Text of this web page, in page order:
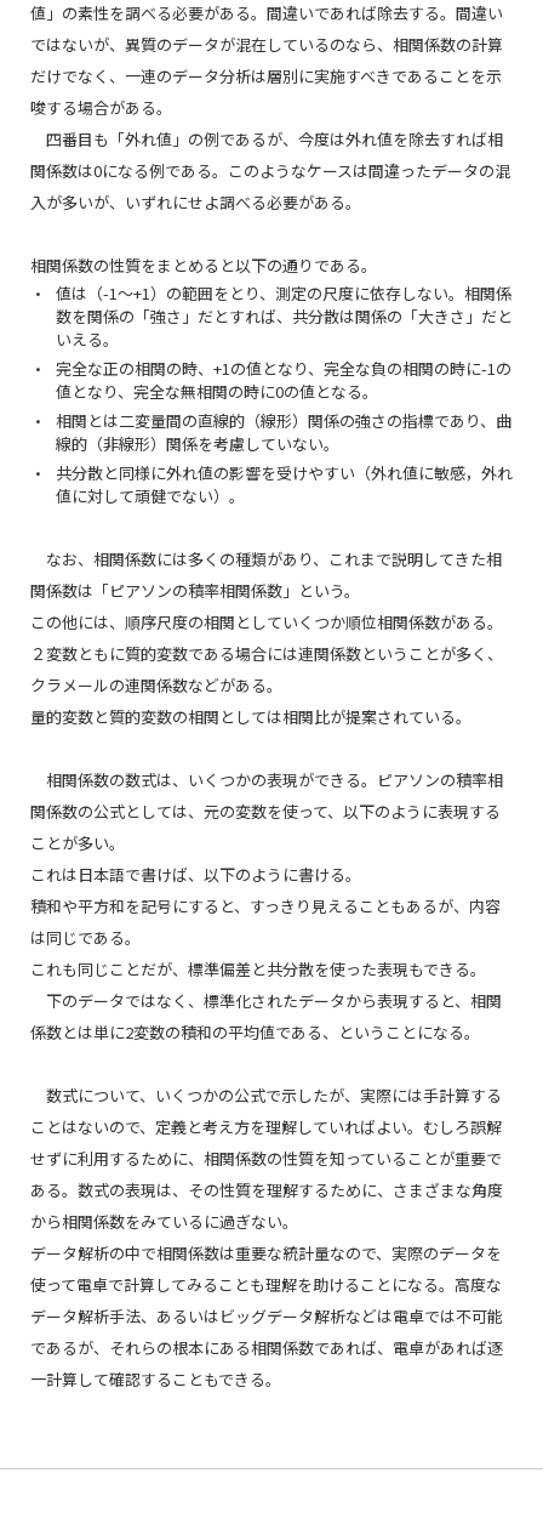
値」の素性を調べる必要がある。間違いであれば除去する。間違い
ではないが、異質のデータが混在しているのなら、相関係数の計算
だけでなく、一連のデータ分析は層別に実施すべきであることを示
唆する場合がある。
四番目も「外れ値」の例であるが、今度は外れ値を除去すれば相
関係数は0になる例である。このようなケースは間違ったデータの混
入が多いが、いずれにせよ調べる必要がある。
相関係数の性質をまとめると以下の通りである。
値は（-1～+1）の範囲をとり、測定の尺度に依存しない。相関係
数を関係の「強さ」だとすれば、共分散は関係の「大きさ」だと
いえる。
完全な正の相関の時、+1の値となり、完全な負の相関の時に-1の
値となり、完全な無相関の時に0の値となる。
相関とは二変量間の直線的（線形）関係の強さの指標であり、曲
線的（非線形）関係を考慮していない。
共分散と同様に外れ値の影響を受けやすい（外れ値に敏感，外れ
値に対して頑健でない）。
なお、相関係数には多くの種類があり、これまで説明してきた相
関係数は「ピアソンの積率相関係数」という。
この他には、順序尺度の相関としていくつか順位相関係数がある。
２変数ともに質的変数である場合には連関係数ということが多く、
クラメールの連関係数などがある。
量的変数と質的変数の相関としては相関比が提案されている。
相関係数の数式は、いくつかの表現ができる。ピアソンの積率相
関係数の公式としては、元の変数を使って、以下のように表現する
ことが多い。
これは日本語で書けば、以下のように書ける。
積和や平方和を記号にすると、すっきり見えることもあるが、内容
は同じである。
これも同じことだが、標準偏差と共分散を使った表現もできる。
下のデータではなく、標準化されたデータから表現すると、相関
係数とは単に2変数の積和の平均値である、ということになる。
数式について、いくつかの公式で示したが、実際には手計算する
ことはないので、定義と考え方を理解していればよい。むしろ誤解
せずに利用するために、相関係数の性質を知っていることが重要で
ある。数式の表現は、その性質を理解するために、さまざまな角度
から相関係数をみているに過ぎない。
データ解析の中で相関係数は重要な統計量なので、実際のデータを
使って電卓で計算してみることも理解を助けることになる。高度な
データ解析手法、あるいはビッグデータ解析などは電卓では不可能
であるが、それらの根本にある相関係数であれば、電卓があれば逐
一計算して確認することもできる。